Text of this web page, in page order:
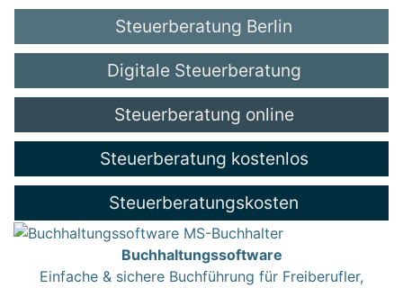
Steuerberatung Berlin
Digitale Steuerberatung
Steuerberatung online
Steuerberatung kostenlos
Steuerberatungskosten
Buchhaltungssoftware
Einfache & sichere Buchführung für Freiberufler,